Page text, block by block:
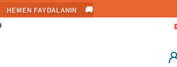
HEMEN FAYDALANIN 🚚